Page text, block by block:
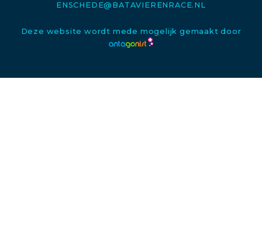
ENSCHEDE@BATAVIERENRACE.NL
Deze website wordt mede mogelijk gemaakt door